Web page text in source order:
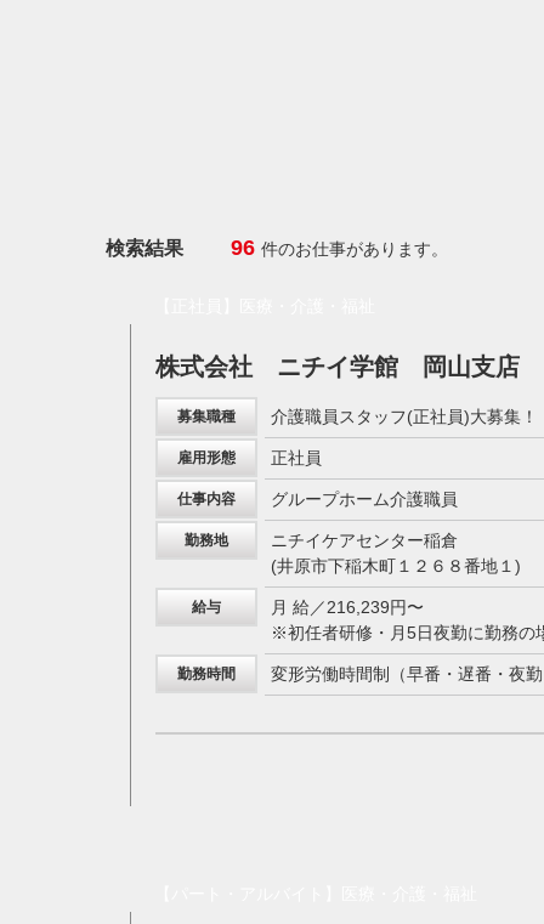
検索結果 96 件のお仕事があります。
株式会社 ニチイ学館 岡山支店
募集職種 介護職員スタッフ(正社員)大募集！
雇用形態 正社員
仕事内容 グループホーム介護職員
勤務地
ニチイケアセンター稲倉
(井原市下稲木町１２６８番地１)
給与
月 給／216,239円〜
※初任者研修・月5日夜勤に勤務の
勤務時間 変形労働時間制（早番・遅番・夜